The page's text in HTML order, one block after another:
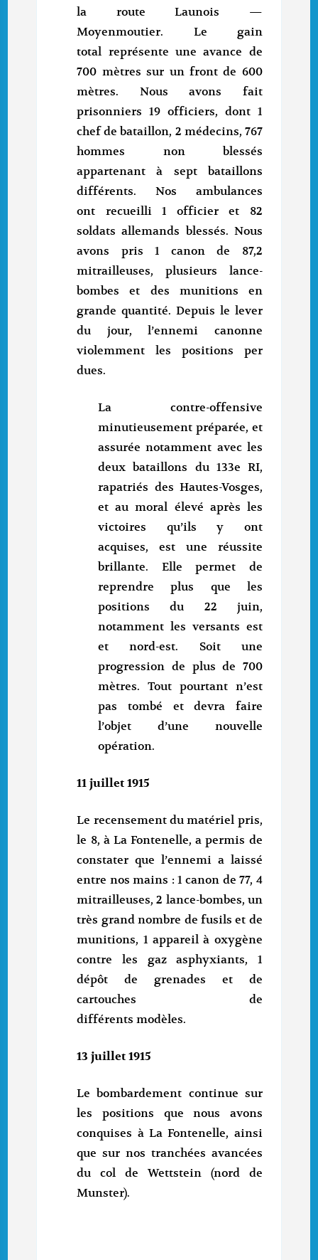
la route Launois —
Moyenmoutier. Le gain
total représente une avance de
700 mètres sur un front de 600
mètres. Nous avons fait
prisonniers 19 officiers, dont 1
chef de bataillon, 2 médecins, 767
hommes non blessés
appartenant à sept bataillons
différents. Nos ambulances
ont recueilli 1 officier et 82
soldats allemands blessés. Nous
avons pris 1 canon de 87,2
mitrailleuses, plusieurs lance-
bombes et des munitions en
grande quantité. Depuis le lever
du jour, l’ennemi canonne
violemment les positions per
dues.
La contre-offensive
minutieusement préparée, et
assurée notamment avec les
deux bataillons du 133e RI,
rapatriés des Hautes-Vosges,
et au moral élevé après les
victoires qu’ils y ont
acquises, est une réussite
brillante. Elle permet de
reprendre plus que les
positions du 22 juin,
notamment les versants est
et nord-est. Soit une
progression de plus de 700
mètres. Tout pourtant n’est
pas tombé et devra faire
l’objet d’une nouvelle
opération.
11 juillet 1915
Le recensement du matériel pris,
le 8, à La Fontenelle, a permis de
constater que l’ennemi a laissé
entre nos mains : 1 canon de 77, 4
mitrailleuses, 2 lance-bombes, un
très grand nombre de fusils et de
munitions, 1 appareil à oxygène
contre les gaz asphyxiants, 1
dépôt de grenades et de
cartouches de
différents modèles.
13 juillet 1915
Le bombardement continue sur
les positions que nous avons
conquises à La Fontenelle, ainsi
que sur nos tranchées avancées
du col de Wettstein (nord de
Munster).